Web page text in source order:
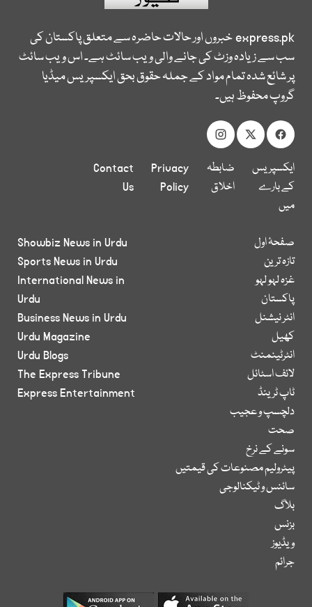
express.pkخبروں اور حالات حاضرہ سے متعلق پاکستان کی
سب سے زیادہ وزٹ کی جانے والی ویب سائٹ ہے۔ اس ویب سائٹ
پر شائع شدہ تمام مواد کے جملہ حقوق بحق ایکسپریس میڈیا
گروپ محفوظ ہیں۔
ایکسپریس
کے بارے
میں
ضابطہ
اخلاق
Privacy
Policy
Contact
Us
صفحۂ اول
تازہ ترین
غزہ لہو لہو
پاکستان
انٹر نیشنل
کھیل
انٹرٹینمنٹ
لائف اسٹائل
ٹاپ ٹرینڈ
دلچسپ و عجیب
صحت
سونے کے نرخ
پیٹرولیم مصنوعات کی قیمتیں
سائنس و ٹیکنالوجی
بلاگ
بزنس
ویڈیوز
جرائم
Showbiz News in Urdu
Sports News in Urdu
International News in
Urdu
Business News in Urdu
Urdu Magazine
Urdu Blogs
The Express Tribune
Express Entertainment